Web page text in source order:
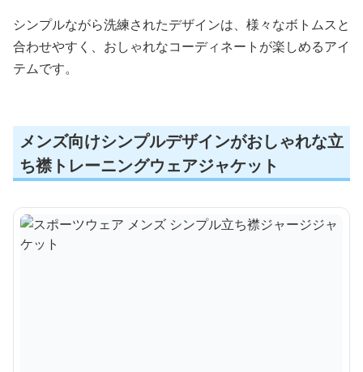
シンプルながら洗練されたデザインは、様々なボトムスと
合わせやすく、おしゃれなコーディネートが楽しめるアイ
テムです。
メンズ向けシンプルデザインがおしゃれな立
ち襟トレーニングウェアジャケット